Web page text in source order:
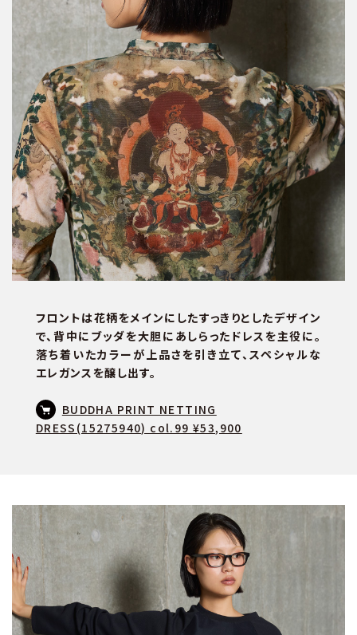
フロントは花柄をメインにしたすっきりとしたデザイン
で、背中にブッダを大胆にあしらったドレスを主役に。
落ち着いたカラーが上品さを引き立て、スペシャルな
エレガンスを醸し出す。
BUDDHA PRINT NETTING
DRESS(15275940) col.99 ¥53,900